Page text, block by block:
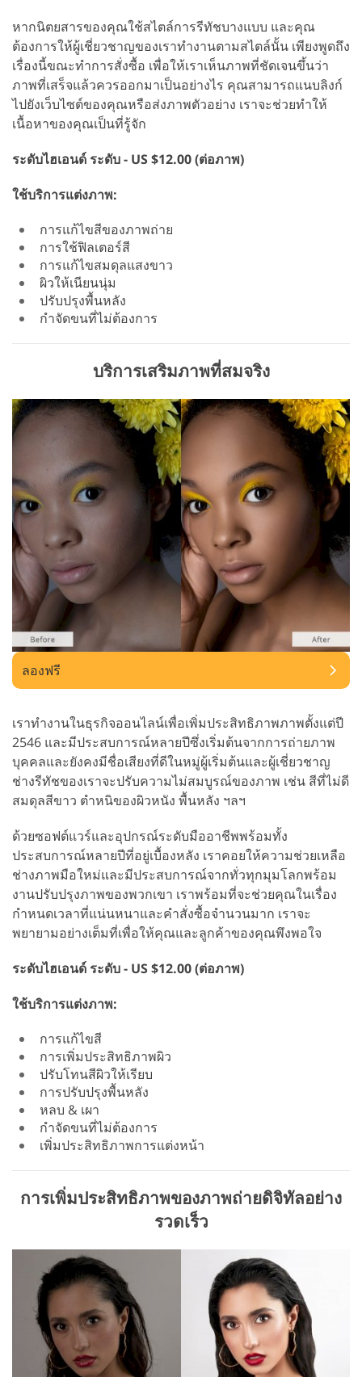
หากนิตยสารของคุณใช้สไตล์การรีทัชบางแบบ และคุณ
ต้องการให้ผู้เชี่ยวชาญของเราทำงานตามสไตล์นั้น เพียงพูดถึง
เรื่องนี้ขณะทำการสั่งซื้อ เพื่อให้เราเห็นภาพที่ชัดเจนขึ้นว่า
ภาพที่เสร็จแล้วควรออกมาเป็นอย่างไร คุณสามารถแนบลิงก์
ไปยังเว็บไซต์ของคุณหรือส่งภาพตัวอย่าง เราจะช่วยทำให้
เนื้อหาของคุณเป็นที่รู้จัก
ระดับไฮเอนด์ ระดับ - US $12.00 (ต่อภาพ)
ใช้บริการแต่งภาพ:
การแก้ไขสีของภาพถ่าย
การใช้ฟิลเตอร์สี
การแก้ไขสมดุลแสงขาว
ผิวให้เนียนนุ่ม
ปรับปรุงพื้นหลัง
กำจัดขนที่ไม่ต้องการ
บริการเสริมภาพที่สมจริง
ลองฟรี
เราทำงานในธุรกิจออนไลน์เพื่อเพิ่มประสิทธิภาพภาพตั้งแต่ปี
2546 และมีประสบการณ์หลายปีซึ่งเริ่มต้นจากการถ่ายภาพ
บุคคลและยังคงมีชื่อเสียงที่ดีในหมู่ผู้เริ่มต้นและผู้เชี่ยวชาญ
ช่างรีทัชของเราจะปรับความไม่สมบูรณ์ของภาพ เช่น สีที่ไม่ดี
สมดุลสีขาว ตำหนิของผิวหนัง พื้นหลัง ฯลฯ
ด้วยซอฟต์แวร์และอุปกรณ์ระดับมืออาชีพพร้อมทั้ง
ประสบการณ์หลายปีที่อยู่เบื้องหลัง เราคอยให้ความช่วยเหลือ
ช่างภาพมือใหม่และมีประสบการณ์จากทั่วทุกมุมโลกพร้อม
งานปรับปรุงภาพของพวกเขา เราพร้อมที่จะช่วยคุณในเรื่อง
กำหนดเวลาที่แน่นหนาและคำสั่งซื้อจำนวนมาก เราจะ
พยายามอย่างเต็มที่เพื่อให้คุณและลูกค้าของคุณพึงพอใจ
ระดับไฮเอนด์ ระดับ - US $12.00 (ต่อภาพ)
ใช้บริการแต่งภาพ:
การแก้ไขสี
การเพิ่มประสิทธิภาพผิว
ปรับโทนสีผิวให้เรียบ
การปรับปรุงพื้นหลัง
หลบ & เผา
กำจัดขนที่ไม่ต้องการ
เพิ่มประสิทธิภาพการแต่งหน้า
การเพิ่มประสิทธิภาพของภาพถ่ายดิจิทัลอย่าง
รวดเร็ว